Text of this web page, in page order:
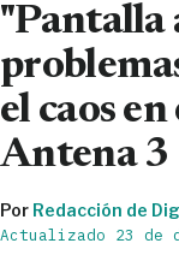
"Pantalla
el caos
Antena 3
Por Redacción de
Actualizado 23 de